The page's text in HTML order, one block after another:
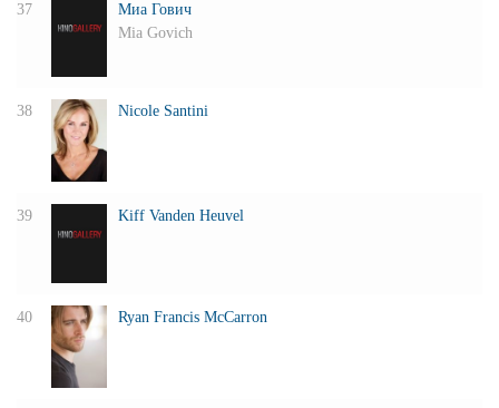
37
Миа Гович
Mia Govich
38 Nicole Santini
39 Kiff Vanden Heuvel
40 Ryan Francis McCarron